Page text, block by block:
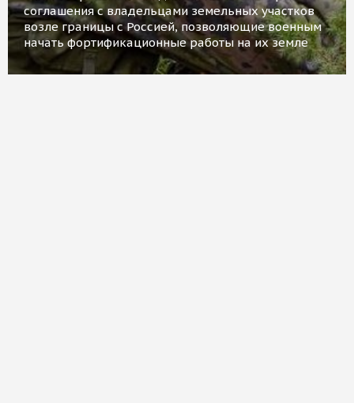
соглашения с владельцами земельных участков
возле границы с Россией, позволяющие военным
начать фортификационные работы на их земле